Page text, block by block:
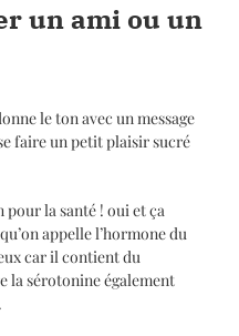
un ami ou un
le ton avec un message
faire un petit plaisir sucré
pour la santé ! oui et ça
appelle l’hormone du
car il contient du
la sérotonine également